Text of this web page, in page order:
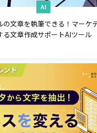
AI
の文章を執筆できる！マーケ
る文章作成サポートAIツール